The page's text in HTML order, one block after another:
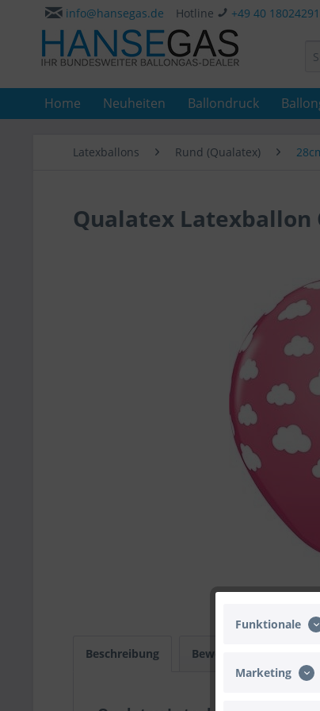
info@hansegas.de Hotline +49 40
Home Neuheiten Ballondruck
Latexballons Rund (Qualatex)
Qualatex Latexballon
Beschreibung Bewertungen
Funktionale
Marketing